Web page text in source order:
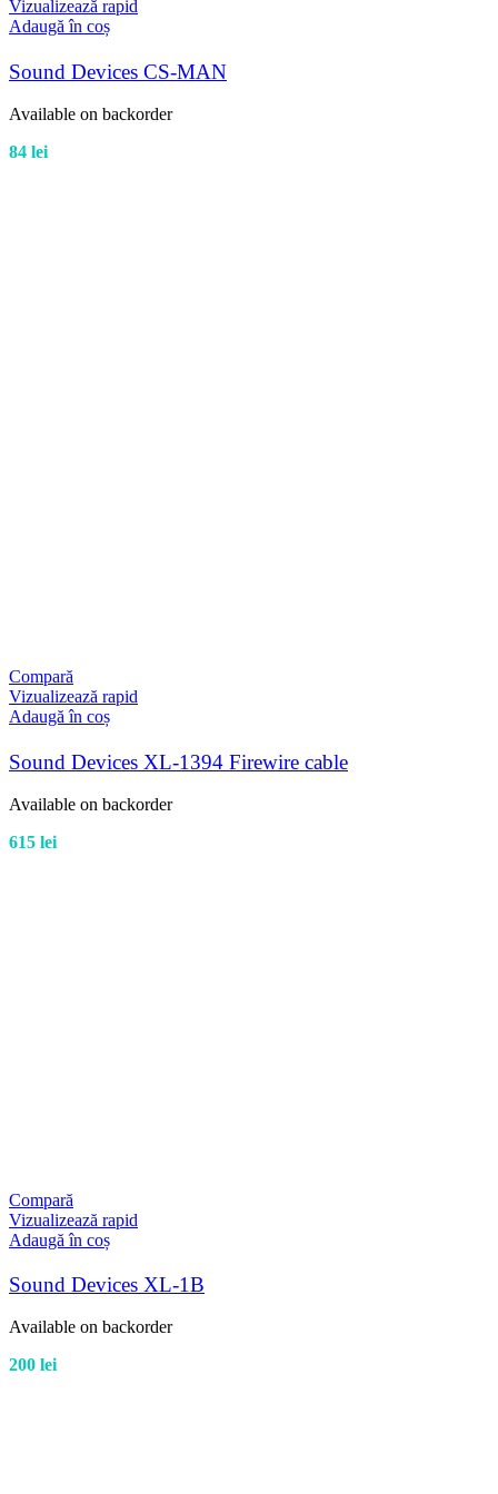
Vizualizează rapid
Adaugă în coș
Sound Devices CS-MAN
Available on backorder
84 lei
Compară
Vizualizează rapid
Adaugă în coș
Sound Devices XL-1394 Firewire cable
Available on backorder
615 lei
Compară
Vizualizează rapid
Adaugă în coș
Sound Devices XL-1B
Available on backorder
200 lei